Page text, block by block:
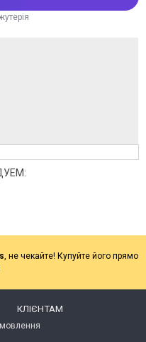
, не чекайте! Купуйте його прямо
КЛІЄНТАМ